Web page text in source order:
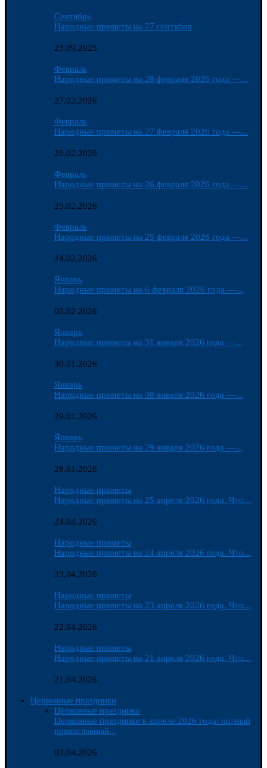
Сентябрь
Народные приметы на 27 сентября
23.09.2025
Февраль
Народные приметы на 28 февраля 2026 года —...
27.02.2026
Февраль
Народные приметы на 27 февраля 2026 года —...
26.02.2026
Февраль
Народные приметы на 26 февраля 2026 года —...
25.02.2026
Февраль
Народные приметы на 25 февраля 2026 года —...
24.02.2026
Январь
Народные приметы на 6 февраля 2026 года —...
05.02.2026
Январь
Народные приметы на 31 января 2026 года —...
30.01.2026
Январь
Народные приметы на 30 января 2026 года —...
29.01.2026
Январь
Народные приметы на 29 января 2026 года —...
28.01.2026
Народные приметы
Народные приметы на 25 апреля 2026 года. Что...
24.04.2026
Народные приметы
Народные приметы на 24 апреля 2026 года. Что...
23.04.2026
Народные приметы
Народные приметы на 23 апреля 2026 года. Что...
22.04.2026
Народные приметы
Народные приметы на 21 апреля 2026 года. Что...
21.04.2026
Церковные праздники
Церковные праздники
Церковные праздники в апреле 2026 года: полный
православный...
03.04.2026